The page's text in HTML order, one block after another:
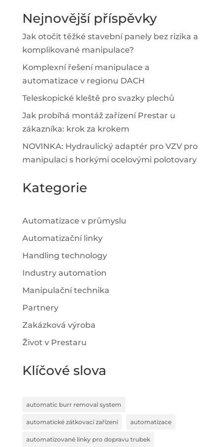
Nejnovější příspěvky
Jak otočit těžké stavební panely bez rizika a
komplikované manipulace?
Komplexní řešení manipulace a
automatizace v regionu DACH
Teleskopické kleště pro svazky plechů
Jak probíhá montáž zařízení Prestar u
zákazníka: krok za krokem
NOVINKA: Hydraulický adaptér pro VZV pro
manipulaci s horkými ocelovými polotovary
Kategorie
Automatizace v průmyslu
Automatizační linky
Handling technology
Industry automation
Manipulační technika
Partnery
Zakázková výroba
Život v Prestaru
Klíčové slova
automatic burr removal system
automatické zátkovací zařízení automatizace
automatizované linky pro dopravu trubek